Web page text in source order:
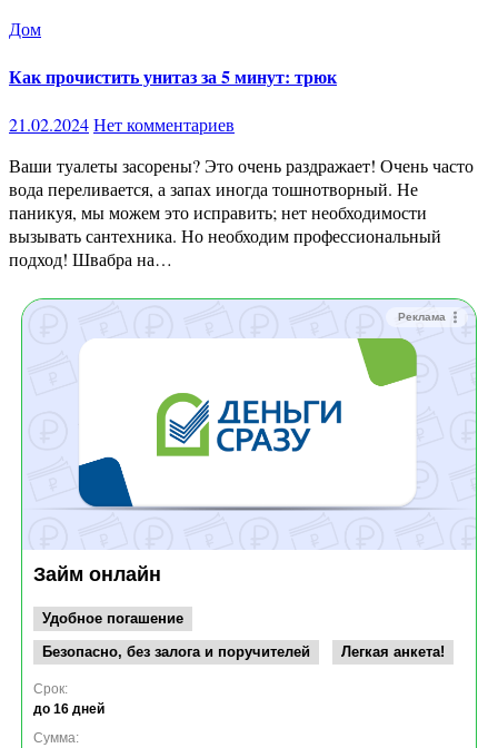
Дом
Как прочистить унитаз за 5 минут: трюк
21.02.2024Нет комментариев
Ваши туалеты засорены? Это очень раздражает! Очень часто
вода переливается, а запах иногда тошнотворный. Не
паникуя, мы можем это исправить; нет необходимости
вызывать сантехника. Но необходим профессиональный
подход! Швабра на…
Реклама
Займ онлайн
Удобное погашение
Безопасно, без залога и поручителей
Легкая анкета!
Срок:
до 16 дней
Сумма: